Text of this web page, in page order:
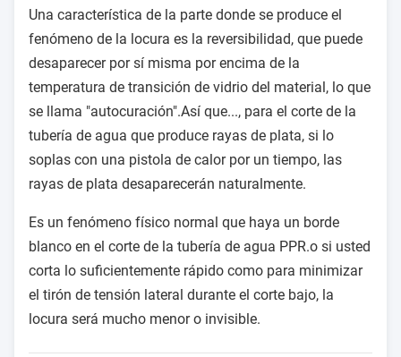
Una característica de la parte donde se produce el
fenómeno de la locura es la reversibilidad, que puede
desaparecer por sí misma por encima de la
temperatura de transición de vidrio del material, lo que
se llama "autocuración".Así que..., para el corte de la
tubería de agua que produce rayas de plata, si lo
soplas con una pistola de calor por un tiempo, las
rayas de plata desaparecerán naturalmente.
Es un fenómeno físico normal que haya un borde
blanco en el corte de la tubería de agua PPR.o si usted
corta lo suficientemente rápido como para minimizar
el tirón de tensión lateral durante el corte bajo, la
locura será mucho menor o invisible.